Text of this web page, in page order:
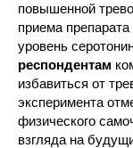
повышенной
приема препарата
уровень
респондентам
избавиться от
эксперимента
физического
взгляда на